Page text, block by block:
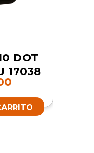
DOT
17038